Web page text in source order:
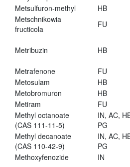
Metsulfuron-methyl
HB
Metschnikowia
fructicola
FU
Metribuzin HB
Metrafenone
FU
Metosulam
HB
Metobromuron
HB
Metiram
FU
Methyl octanoate
(CAS 111-11-5)
IN, AC,
PG
Methyl decanoate
(CAS 110-42-9)
IN, AC,
PG
Methoxyfenozide
IN